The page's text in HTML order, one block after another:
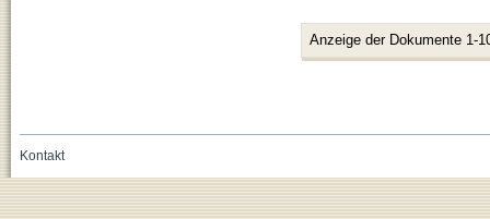
Anzeige der Dokumente 1-
Kontakt